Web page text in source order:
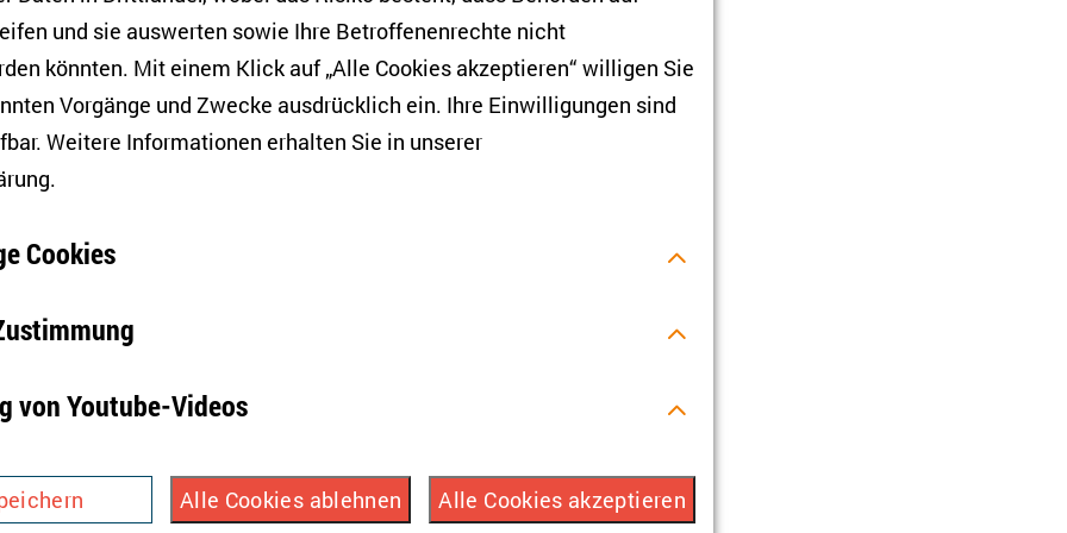
Dimension
und Proteste
Regime
und sie auswerten sowie Ihre Betroffenenrechte nicht
könnten. Mit einem Klick auf „Alle Cookies akzeptieren“ willigen Sie
Vorgänge und Zwecke ausdrücklich ein. Ihre Einwilligungen sind
Weitere Informationen erhalten Sie in unserer
.
Cookies
Speichert Ihre Einwilligung aber auch die Ablehnung zur Verwendung
von Youtube-Videos
Alle Cookies ablehnen Alle Cookies akzeptieren